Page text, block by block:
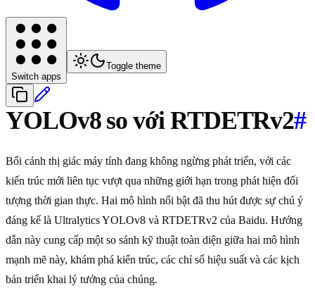
Switch apps
Toggle theme
YOLOv8 so với RTDETRv2#
Bối cảnh thị giác máy tính đang không ngừng phát triển, với các
kiến trúc mới liên tục vượt qua những giới hạn trong phát hiện đối
tượng thời gian thực. Hai mô hình nổi bật đã thu hút được sự chú ý
đáng kể là Ultralytics YOLOv8 và RTDETRv2 của Baidu. Hướng
dẫn này cung cấp một so sánh kỹ thuật toàn diện giữa hai mô hình
mạnh mẽ này, khám phá kiến trúc, các chỉ số hiệu suất và các kịch
bản triển khai lý tưởng của chúng.